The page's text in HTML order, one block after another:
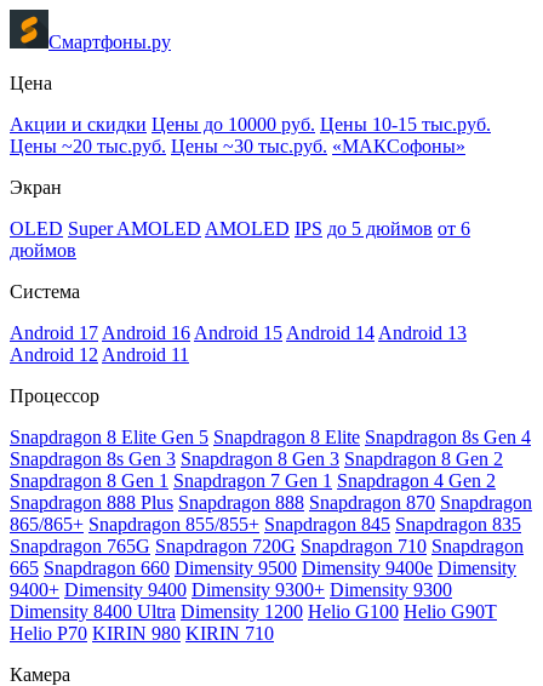
Смартфоны.ру
Цена
Акции и скидки Цены до 10000 руб. Цены 10-15 тыс.руб.
Цены ~20 тыс.руб. Цены ~30 тыс.руб. «МАКСофоны»
Экран
OLED Super AMOLED AMOLED IPS до 5 дюймов от 6
дюймов
Система
Android 17 Android 16 Android 15 Android 14 Android 13
Android 12 Android 11
Процессор
Snapdragon 8 Elite Gen 5 Snapdragon 8 Elite Snapdragon 8s Gen 4
Snapdragon 8s Gen 3 Snapdragon 8 Gen 3 Snapdragon 8 Gen 2
Snapdragon 8 Gen 1 Snapdragon 7 Gen 1 Snapdragon 4 Gen 2
Snapdragon 888 Plus Snapdragon 888 Snapdragon 870 Snapdragon
865/865+ Snapdragon 855/855+ Snapdragon 845 Snapdragon 835
Snapdragon 765G Snapdragon 720G Snapdragon 710 Snapdragon
665 Snapdragon 660 Dimensity 9500 Dimensity 9400e Dimensity
9400+ Dimensity 9400 Dimensity 9300+ Dimensity 9300
Dimensity 8400 Ultra Dimensity 1200 Helio G100 Helio G90T
Helio P70 KIRIN 980 KIRIN 710
Камера